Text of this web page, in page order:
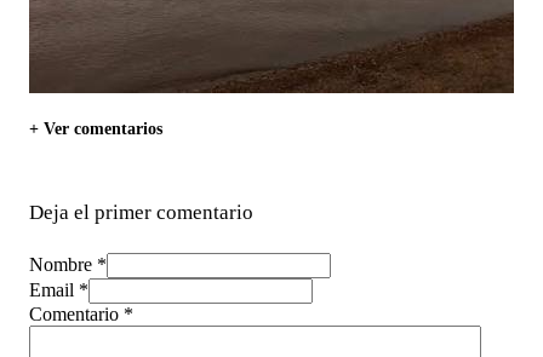
+ Ver comentarios
Deja el primer comentario
Nombre *
Email *
Comentario *